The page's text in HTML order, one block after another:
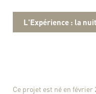
L'Expérience : la
Ce projet est né en février